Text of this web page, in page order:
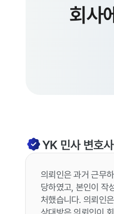
회사
YK 민사변호
의뢰인은 과거 근무
당하였고, 본인이 작
처했습니다. 의뢰인